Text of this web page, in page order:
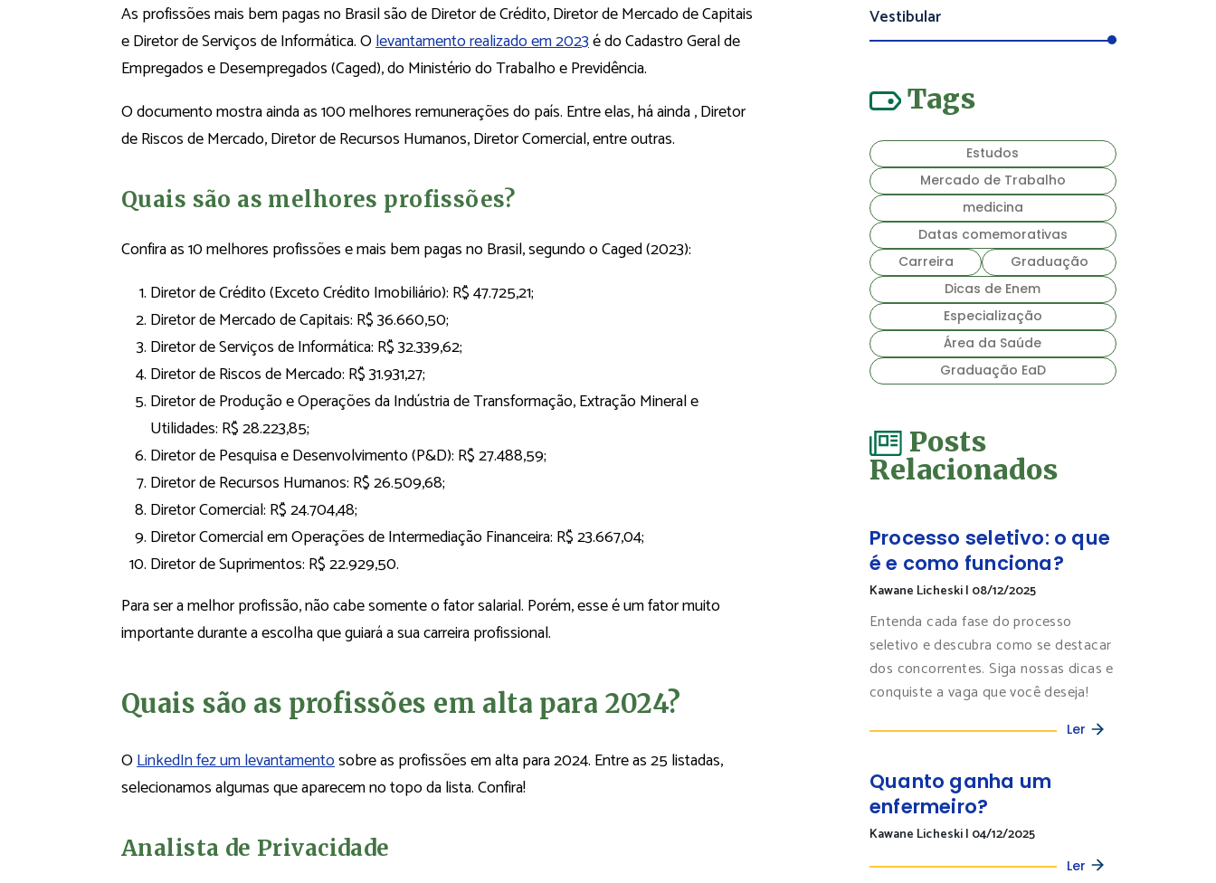
As profissões mais bem pagas no Brasil são de Diretor de Crédito, Diretor de Mercado de Capitais
e Diretor de Serviços de Informática. Olevantamento realizado em 2023é do Cadastro Geral de
Empregados e Desempregados (Caged), do Ministério do Trabalho e Previdência.
O documento mostra ainda as 100 melhores remunerações do país. Entre elas, há ainda , Diretor
de Riscos de Mercado, Diretor de Recursos Humanos, Diretor Comercial, entre outras.
Quais são as melhores profissões?
Confira as 10 melhores profissões e mais bem pagas no Brasil, segundo o Caged (2023):
Diretor de Crédito (Exceto Crédito Imobiliário): R$ 47.725,21;
Diretor de Mercado de Capitais: R$ 36.660,50;
Diretor de Serviços de Informática: R$ 32.339,62;
Diretor de Riscos de Mercado: R$ 31.931,27;
Diretor de Produção e Operações da Indústria de Transformação, Extração Mineral e
Utilidades: R$ 28.223,85;
Diretor de Pesquisa e Desenvolvimento (P&D): R$ 27.488,59;
Diretor de Recursos Humanos: R$ 26.509,68;
Diretor Comercial: R$ 24.704,48;
Diretor Comercial em Operações de Intermediação Financeira: R$ 23.667,04;
Diretor de Suprimentos: R$ 22.929,50.
Para ser a melhor profissão, não cabe somente o fator salarial. Porém, esse é um fator muito
importante durante a escolha que guiará a sua carreira profissional.
Quais são as profissões em alta para 2024?
OLinkedIn fez um levantamentosobre as profissões em alta para 2024. Entre as 25 listadas,
selecionamos algumas que aparecem no topo da lista. Confira!
Analista de Privacidade
Vestibular
Tags
Estudos
Mercado de Trabalho
medicina
Datas comemorativas
Carreira
Graduação
Dicas de Enem
Especialização
Área da Saúde
Graduação EaD
Posts
Relacionados
Processo seletivo: o que
é e como funciona?
Kawane Licheski| 08/12/2025
Entenda cada fase do processo
seletivo e descubra como se destacar
dos concorrentes. Siga nossas dicas e
conquiste a vaga que você deseja!
Ler
Quanto ganha um
enfermeiro?
Kawane Licheski| 04/12/2025
Ler